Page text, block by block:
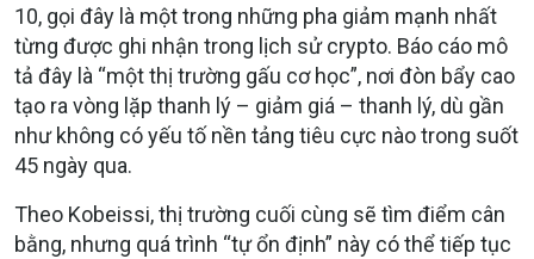
10, gọi đây là một trong những pha giảm mạnh nhất
từng được ghi nhận trong lịch sử crypto. Báo cáo mô
tả đây là “một thị trường gấu cơ học”, nơi đòn bẩy cao
tạo ra vòng lặp thanh lý – giảm giá – thanh lý, dù gần
như không có yếu tố nền tảng tiêu cực nào trong suốt
45 ngày qua.
Theo Kobeissi, thị trường cuối cùng sẽ tìm điểm cân
bằng, nhưng quá trình “tự ổn định” này có thể tiếp tục